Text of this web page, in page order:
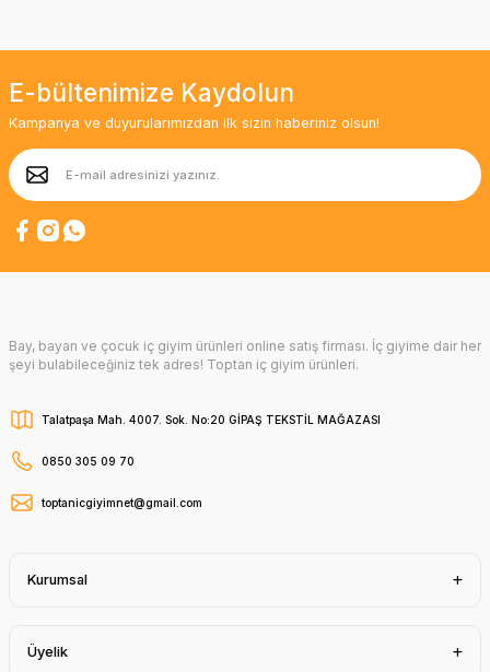
E-bültenimize Kaydolun
Kampanya ve duyurularımızdan ilk sizin haberiniz olsun!
Bay, bayan ve çocuk iç giyim ürünleri online satış firması. İç giyime dair her
şeyi bulabileceğiniz tek adres! Toptan iç giyim ürünleri.
Talatpaşa Mah. 4007. Sok. No:20 GİPAŞ TEKSTİL MAĞAZASI
0850 305 09 70
toptanicgiyimnet@gmail.com
Kurumsal
Üyelik